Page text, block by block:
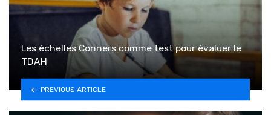
Les échelles Conners comme test pour évaluer le
TDAH
PREVIOUS ARTICLE